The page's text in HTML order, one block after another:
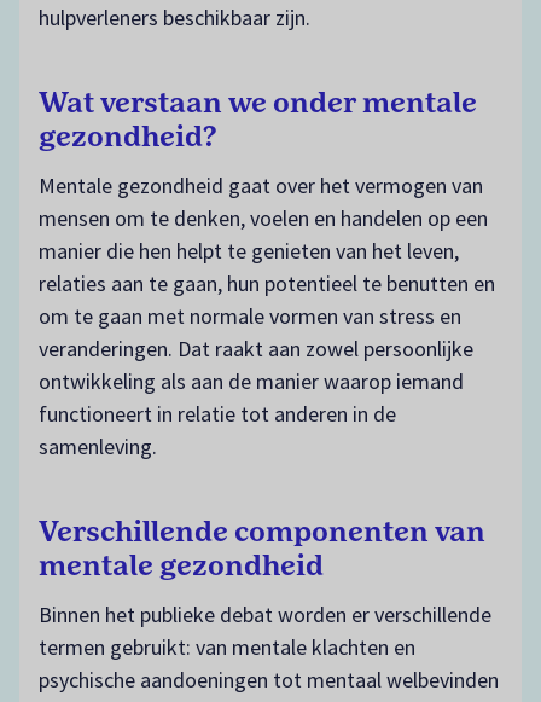
hulpverleners beschikbaar zijn.
Wat verstaan we onder mentale
gezondheid?
Mentale gezondheid gaat over het vermogen van
mensen om te denken, voelen en handelen op een
manier die hen helpt te genieten van het leven,
relaties aan te gaan, hun potentieel te benutten en
om te gaan met normale vormen van stress en
veranderingen. Dat raakt aan zowel persoonlijke
ontwikkeling als aan de manier waarop iemand
functioneert in relatie tot anderen in de
samenleving.
Verschillende componenten van
mentale gezondheid
Binnen het publieke debat worden er verschillende
termen gebruikt: van mentale klachten en
psychische aandoeningen tot mentaal welbevinden